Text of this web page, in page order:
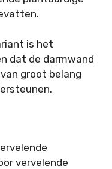
is het
dat de darmwand
groot belang
vervelende